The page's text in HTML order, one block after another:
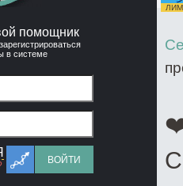
помощник
в системе
ВОЙТИ